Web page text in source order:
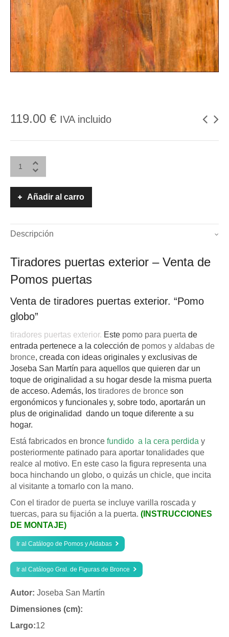
119.00 € IVA incluido
Añadir al carro
Descripción
Tiradores puertas exterior – Venta de
Pomos puertas
Venta de tiradores puertas exterior. “Pomo
globo”
tiradores puertas exterior. Este pomo para puerta de
entrada pertenece a la colección de pomos y aldabas de
bronce, creada con ideas originales y exclusivas de
Joseba San Martín para aquellos que quieren dar un
toque de originalidad a su hogar desde la misma puerta
de acceso. Además, l os tiradores de bronce son
ergonómicos y funcionales y, sobre todo, aportarán un
plus de originalidad dando un toque diferente a su
hogar.
Está fabricados en bronce fundido a la cera perdida y
posteriormente patinado para aportar tonalidades que
realce al motivo. En este caso la figura representa una
boca hinchando un globo, o quizás un chicle, que incita
al visitante a tomarlo con la mano.
Con el tirador de puerta se incluye varilla roscada y
tuercas, para su fijación a la puerta. (INSTRUCCIONES
DE MONTAJE)
Ir al Catálogo de Pomos y Aldabas
Ir al Catálogo Gral. de Figuras de Bronce
Autor: Joseba San Martín
Dimensiones (cm):
Largo:12